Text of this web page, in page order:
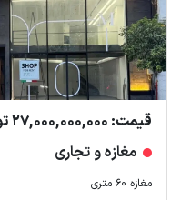
قیمت: 27,000,000,000 تومان
مغازه و تجاری
مغازه ۶۰ متری